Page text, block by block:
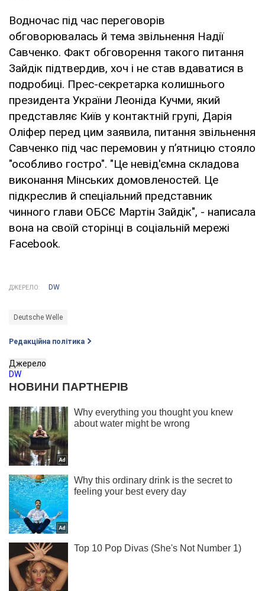
Водночас під час переговорів
обговорювалась й тема звільнення Надії
Савченко. Факт обговорення такого питання
Зайдік підтвердив, хоч і не став вдаватися в
подробиці. Прес-секретарка колишнього
президента України Леоніда Кучми, який
представляє Київ у контактній групі, Дарія
Оліфер перед цим заявила, питання звільнення
Савченко під час перемовин у п’ятницю стояло
"особливо гостро". "Це невід'ємна складова
виконання Мінських домовленостей. Це
підкреслив й спеціальний представник
чинного глави ОБСЄ Мартін Зайдік", - написала
вона на своїй сторінці в соціальній мережі
Facebook.
ДЖЕРЕЛО: DW
Deutsche Welle
Редакційна політика
Джерело
DW